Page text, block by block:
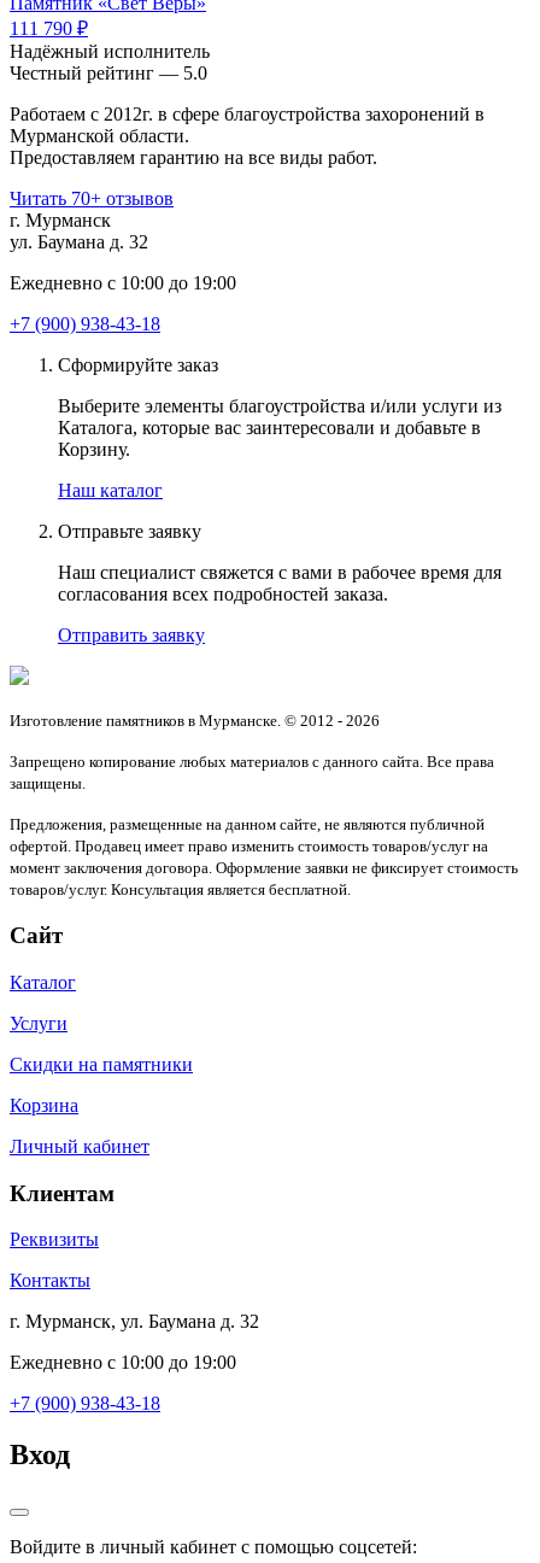
111 790 ₽
Надёжный исполнитель
Чеcтный рейтинг — 5.0
Работаем с 2012г. в сфере благоустройства захоронений в
Мурманской области.
Предоставляем гарантию на все виды работ.
Читать 70+ отзывов
г. Мурманск
ул. Баумана д. 32
Ежедневно с 10:00 до 19:00
+7 (900) 938-43-18
Сформируйте заказ
Выберите элементы благоустройства и/или услуги из
Каталога, которые вас заинтересовали и добавьте в
Корзину.
Наш каталог
Отправьте заявку
Наш специалист свяжется с вами в рабочее время для
согласования всех подробностей заказа.
Отправить заявку
Изготовление памятников в Мурманске. © 2012 - 2026
Запрещено копирование любых материалов с данного сайта. Все права
защищены.
Предложения, размещенные на данном сайте, не являются публичной
офертой. Продавец имеет право изменить стоимость товаров/услуг на
момент заключения договора. Оформление заявки не фиксирует стоимость
товаров/услуг. Консультация является бесплатной.
Сайт
Каталог
Услуги
Скидки на памятники
Корзина
Личный кабинет
Клиентам
Реквизиты
Контакты
г. Мурманск, ул. Баумана д. 32
Ежедневно с 10:00 до 19:00
+7 (900) 938-43-18
Вход
Войдите в личный кабинет с помощью соцсетей: